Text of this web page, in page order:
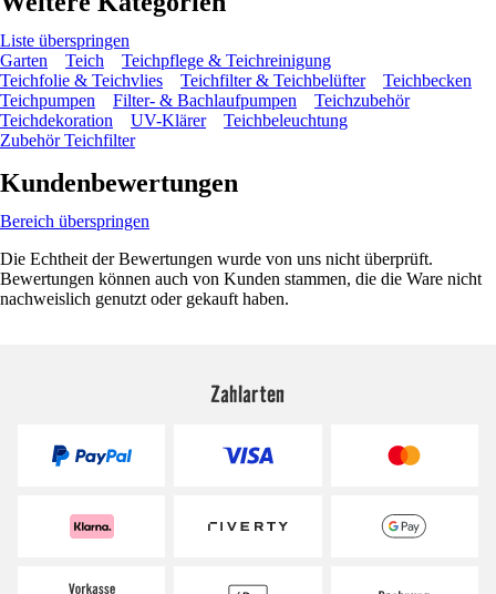
Liste überspringen
Garten
Teich
Teichpflege & Teichreinigung
Teichfolie & Teichvlies
Teichfilter & Teichbelüfter
Teichbecken
Teichpumpen
Filter- & Bachlaufpumpen
Teichzubehör
Teichdekoration
UV-Klärer
Teichbeleuchtung
Zubehör Teichfilter
Kundenbewertungen
Bereich überspringen
Die Echtheit der Bewertungen wurde von uns nicht überprüft.
Bewertungen können auch von Kunden stammen, die die Ware nicht
nachweislich genutzt oder gekauft haben.
Zahlarten